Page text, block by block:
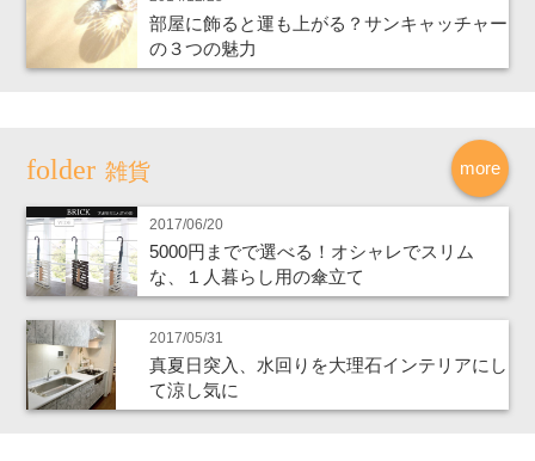
部屋に飾ると運も上がる？サンキャッチャー
の３つの魅力
more
雑貨
2017/06/20
5000円までで選べる！オシャレでスリム
な、１人暮らし用の傘立て
2017/05/31
真夏日突入、水回りを大理石インテリアにし
て涼し気に